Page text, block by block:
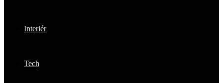
Interiér
Tech